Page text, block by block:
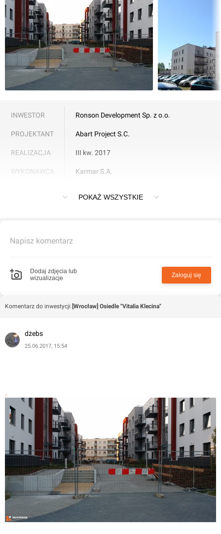
INWESTOR Ronson Development Sp. z o.o.
PROJEKTANT Abart Project S.C.
REALIZACJA III kw. 2017
WYKONAWCA Karmar S.A.
Osiedle "Vitalia Klecina" we Wrocławiu
POKAŻ WSZYSTKIE
Napisz komentarz
Dodaj zdjęcia lub
wizualizacje
Zaloguj się
Komentarz do inwestycji [Wrocław] Osiedle "Vitalia Klecina"
dżebs
25.06.2017, 15:54